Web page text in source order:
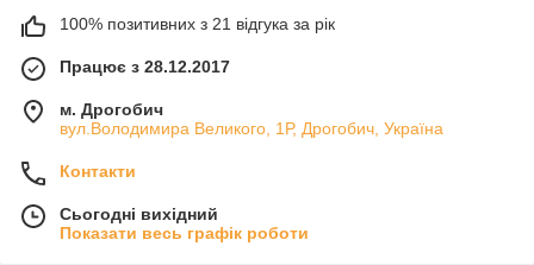
100% позитивних з 21 відгука за рік
Працює з 28.12.2017
м. Дрогобич
вул.Володимира Великого, 1Р, Дрогобич, Україна
Контакти
Сьогодні вихідний
Показати весь графік роботи